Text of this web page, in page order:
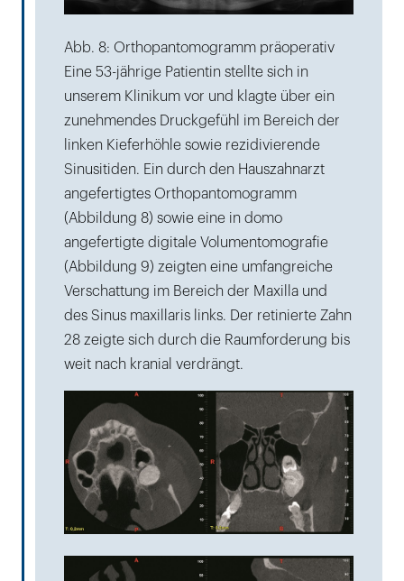
Abb. 8: Orthopantomogramm präoperativ
Eine 53-jährige Patientin stellte sich in
unserem Klinikum vor und klagte über ein
zunehmendes Druckgefühl im Bereich der
linken Kieferhöhle sowie rezidivierende
Sinusitiden. Ein durch den Hauszahnarzt
angefertigtes Orthopantomogramm
(Abbildung 8) sowie eine in domo
angefertigte digitale Volumentomografie
(Abbildung 9) zeigten eine umfangreiche
Verschattung im Bereich der Maxilla und
des Sinus maxillaris links. Der retinierte Zahn
28 zeigte sich durch die Raumforderung bis
weit nach kranial verdrängt.